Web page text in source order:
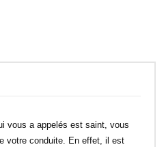
vous a appelés est saint, vous
votre conduite. En effet, il est